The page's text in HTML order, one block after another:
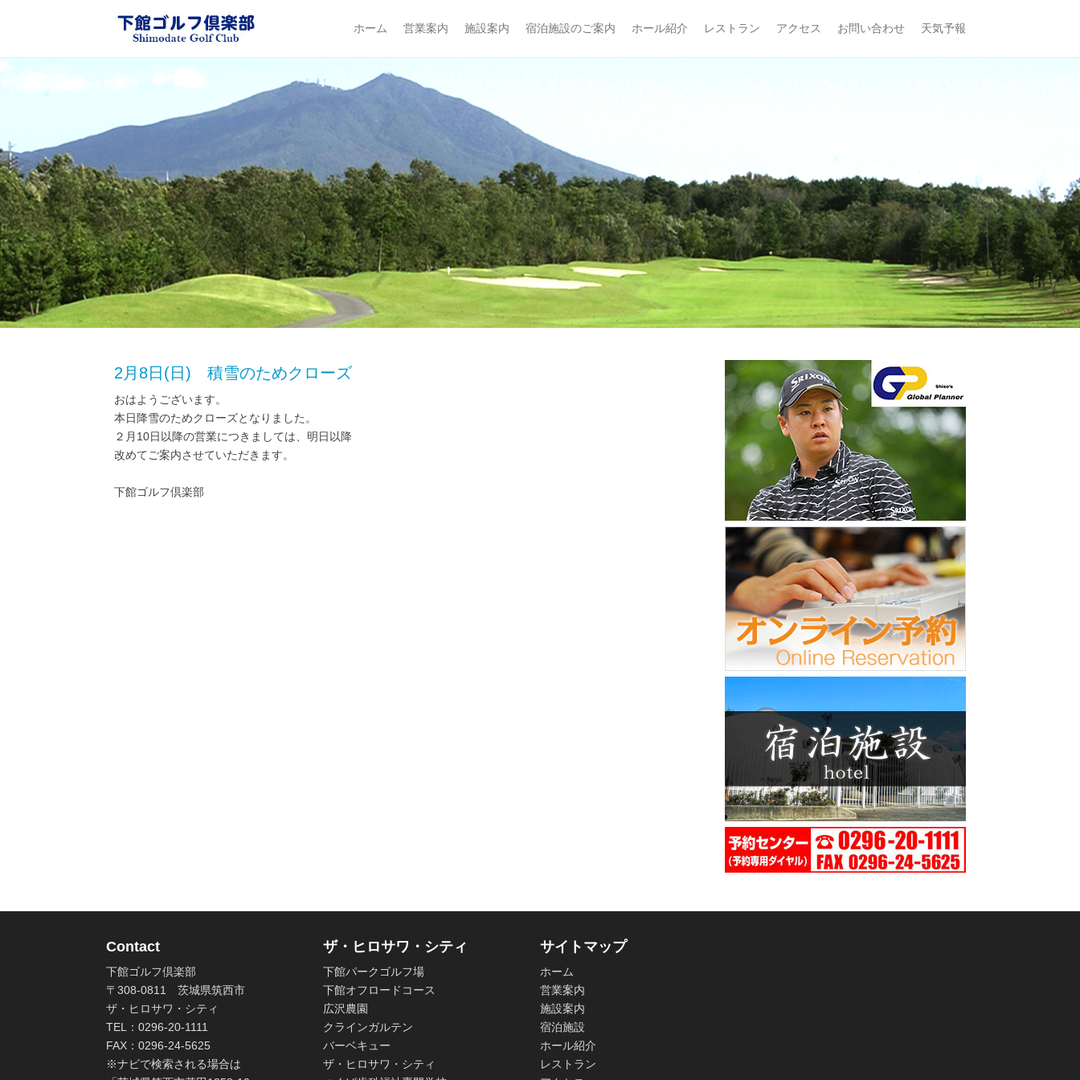
下館ゴルフ倶楽部
Primary Menu
Skip to content
ホーム 営業案内 施設案内 宿泊施設のご案内 ホール紹介 レストラン アクセス お問い合わせ 天気予報
2月8日(日) 積雪のためクローズ
おはようございます。
本日降雪のためクローズとなりました。
２月10日以降の営業につきましては、明日以降
改めてご案内させていただきます。
下館ゴルフ倶楽部
Contact
下館ゴルフ倶楽部
〒308-0811 茨城県筑西市
ザ・ヒロサワ・シティ
TEL：0296-20-1111
FAX：0296-24-5625
※ナビで検索される場合は
ザ・ヒロサワ・シティ
下館パークゴルフ場
下館オフロードコース
広沢農園
クラインガルテン
バーベキュー
ザ・ヒロサワ・シティ
サイトマップ
ホーム
営業案内
施設案内
宿泊施設
ホール紹介
レストラン